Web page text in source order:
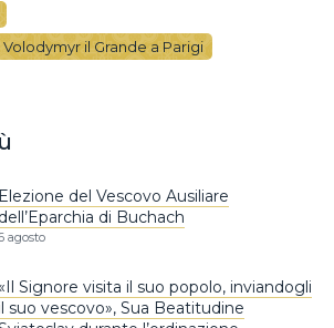
il Grande a Parigi
Elezione del Vescovo Ausiliare
dell’Eparchia di Buchach
agosto
«Il Signore visita il suo popolo, inviandogli
il suo vescovo», Sua Beatitudine